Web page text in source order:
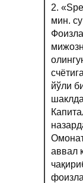
2.
мин.
йўли
аввал